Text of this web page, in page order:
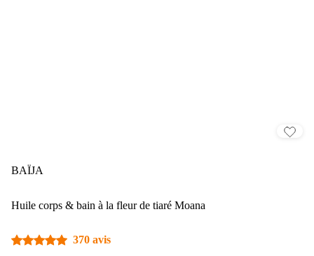
BAÏJA
Huile corps & bain à la fleur de tiaré Moana
370 avis